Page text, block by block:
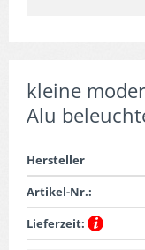
kleine
Alu
Hersteller
Artikel-Nr.:
Lieferzeit: